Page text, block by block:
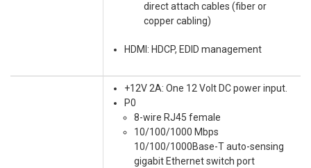
direct attach cables (fiber or
copper cabling)
HDMI: HDCP, EDID management
+12V 2A: One 12 Volt DC power input.
P0
8-wire RJ45 female
10/100/1000 Mbps
10/100/1000Base-T auto-sensing
gigabit Ethernet switch port